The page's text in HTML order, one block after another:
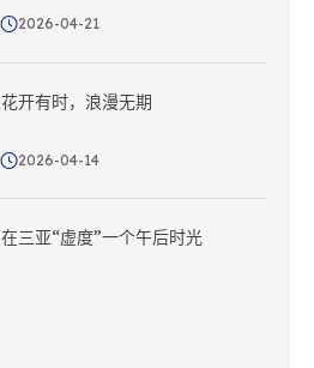
2026-04-21
花开有时，浪漫无期
2026-04-14
在三亚“虚度”一个午后时光